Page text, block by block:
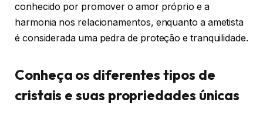
conhecido por promover o amor próprio e a
harmonia nos relacionamentos, enquanto a ametista
é considerada uma pedra de proteção e tranquilidade.
Conheça os diferentes tipos de
cristais e suas propriedades únicas